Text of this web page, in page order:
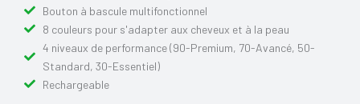
Bouton à bascule multifonctionnel
8 couleurs pour s'adapter aux cheveux et à la peau
4 niveaux de performance (90-Premium, 70-Avancé, 50-
Standard, 30-Essentiel)
Rechargeable